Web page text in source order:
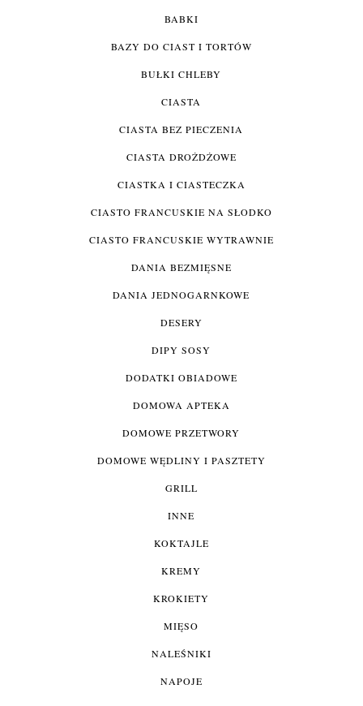
BABKI
BAZY DO CIAST I TORTÓW
BUŁKI CHLEBY
CIASTA
CIASTA BEZ PIECZENIA
CIASTA DROŻDŻOWE
CIASTKA I CIASTECZKA
CIASTO FRANCUSKIE NA SŁODKO
CIASTO FRANCUSKIE WYTRAWNIE
DANIA BEZMIĘSNE
DANIA JEDNOGARNKOWE
DESERY
DIPY SOSY
DODATKI OBIADOWE
DOMOWA APTEKA
DOMOWE PRZETWORY
DOMOWE WĘDLINY I PASZTETY
GRILL
INNE
KOKTAJLE
KREMY
KROKIETY
MIĘSO
NALEŚNIKI
NAPOJE